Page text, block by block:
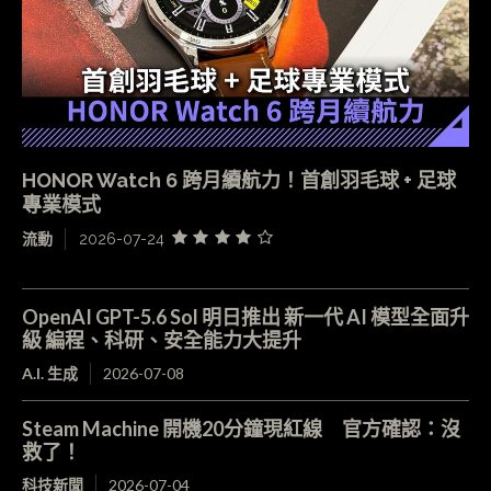
HONOR Watch 6 跨月續航力！首創羽毛球 + 足球
專業模式
流動 2026-07-24
OpenAI GPT-5.6 Sol 明日推出 新一代 AI 模型全面升
級 編程、科研、安全能力大提升
A.I. 生成 2026-07-08
Steam Machine 開機20分鐘現紅線 官方確認：沒
救了！
科技新聞 2026-07-04